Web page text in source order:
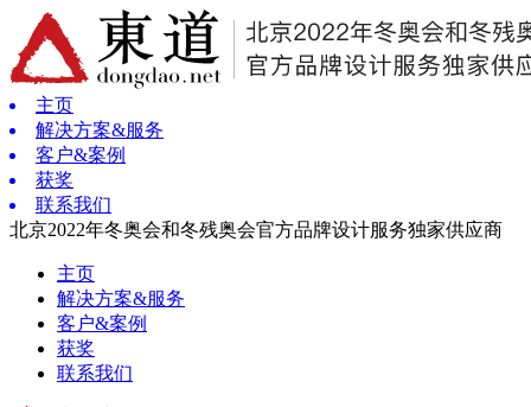
主页
解决方案&服务
客户&案例
获奖
联系我们
北京2022年冬奥会和冬残奥会官方品牌设计服务独家供应商
主页
解决方案&服务
客户&案例
获奖
联系我们